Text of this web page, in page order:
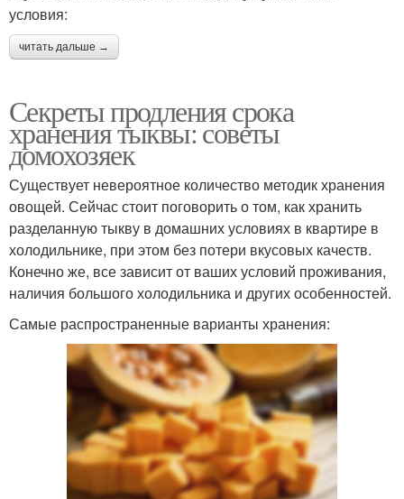
условия:
читать дальше →
Секреты продления срока
хранения тыквы: советы
домохозяек
Существует невероятное количество методик хранения
овощей. Сейчас стоит поговорить о том, как хранить
разделанную тыкву в домашних условиях в квартире в
холодильнике, при этом без потери вкусовых качеств.
Конечно же, все зависит от ваших условий проживания,
наличия большого холодильника и других особенностей.
Самые распространенные варианты хранения: